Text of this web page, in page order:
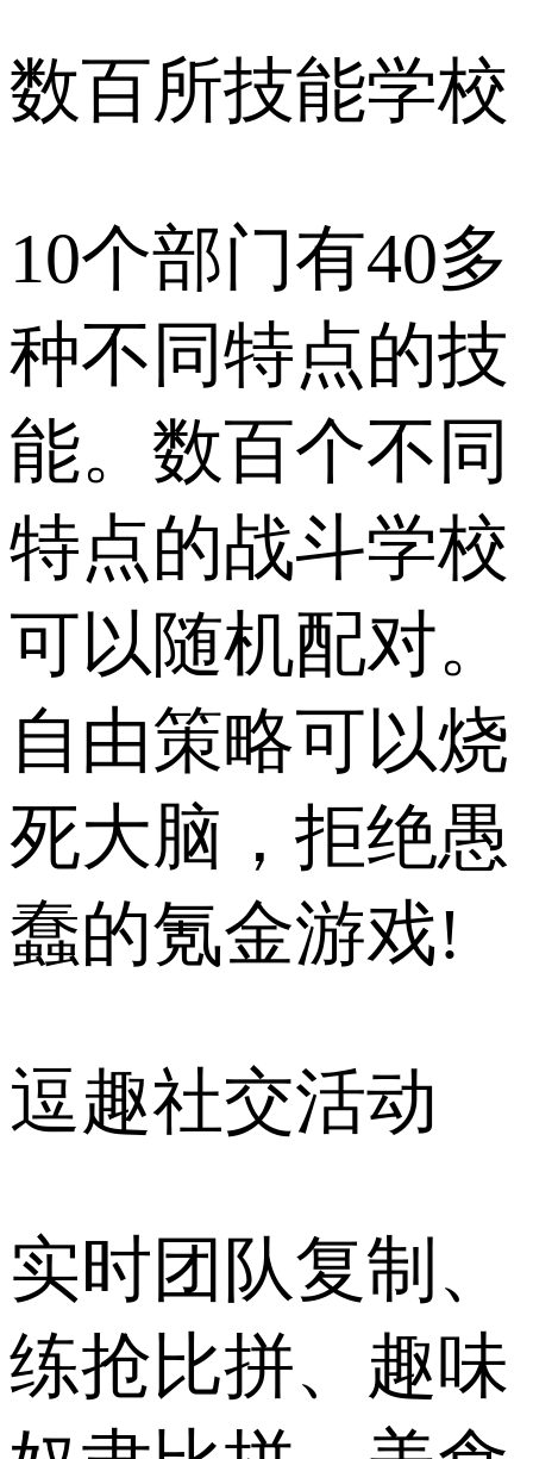
数百所技能学校
10个部门有40多
种不同特点的技
能。数百个不同
特点的战斗学校
可以随机配对。
自由策略可以烧
死大脑，拒绝愚
蠢的氪金游戏!
逗趣社交活动
实时团队复制、
练抢比拼、趣味